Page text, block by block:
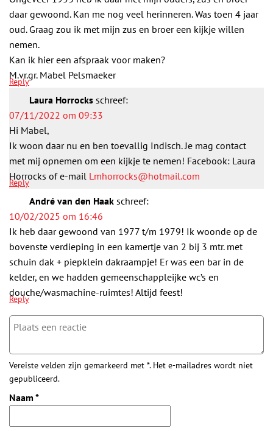
daar gewoond. Kan me nog veel herinneren. Was toen 4 jaar
oud. Graag zou ik met mijn zus en broer een kijkje willen
nemen.
Kan ik hier een afspraak voor maken?
M.vr.gr. Mabel Pelsmaeker
Reply
Laura Horrocks schreef:
07/11/2022 om 09:33
Hi Mabel,
Ik woon daar nu en ben toevallig Indisch. Je mag contact
met mij opnemen om een kijkje te nemen! Facebook: Laura
Horrocks of e-mail Lmhorrocks@hotmail.com
Reply
André van den Haak schreef:
10/02/2025 om 16:46
Ik heb daar gewoond van 1977 t/m 1979! Ik woonde op de
bovenste verdieping in een kamertje van 2 bij 3 mtr. met
schuin dak + piepklein dakraampje! Er was een bar in de
kelder, en we hadden gemeenschappleijke wc’s en
douche/wasmachine-ruimtes! Altijd feest!
Reply
Vereiste velden zijn gemarkeerd met *. Het e-mailadres wordt niet
gepubliceerd.
Naam *